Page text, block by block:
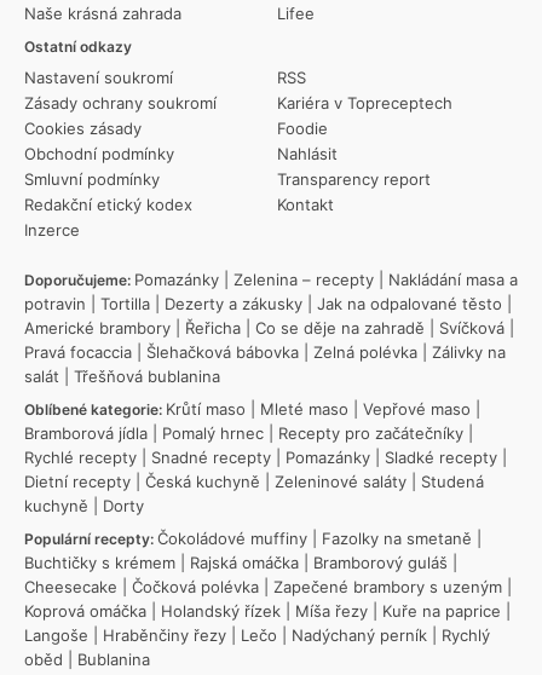
Naše krásná zahrada
Ostatní odkazy
Nastavení soukromí
Zásady ochrany soukromí
Cookies zásady
Obchodní podmínky
Smluvní podmínky
Redakční etický kodex
Inzerce
RSS
Kariéra v Topreceptech
Foodie
Nahlásit
Transparency report
Kontakt
Lifee
Doporučujeme: Pomazánky Zelenina – recepty
Nakládání masa a
potravin
Tortilla Dezerty a zákusky Jak na odpalované těsto
Americké brambory
Řeřicha Co se děje na zahradě Svíčková
Pravá focaccia
Šlehačková bábovka Zelná polévka
Zálivky na
salát
Třešňová bublanina
Oblíbené kategorie: Krůtí maso Mleté maso Vepřové maso
Bramborová jídla
Pomalý hrnec Recepty pro začátečníky
Rychlé recepty
Snadné recepty Pomazánky Sladké recepty
Dietní recepty
Česká kuchyně Zeleninové saláty
Studená
kuchyně
Dorty
Populární recepty: Čokoládové muffiny Fazolky na smetaně
Buchtičky s krémem
Rajská omáčka Bramborový guláš
Cheesecake
Čočková polévka Zapečené brambory s uzeným
Koprová omáčka
Holandský řízek Míša řezy Kuře na paprice
Langoše
Hraběnčiny řezy Lečo Nadýchaný perník
Rychlý
oběd
Bublanina